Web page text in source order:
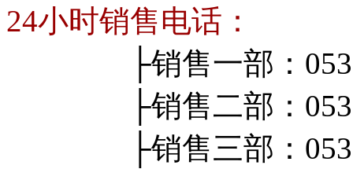
24小时销售电话：
├销售一部：0536-
├销售二部：0536-
├销售三部：0536-